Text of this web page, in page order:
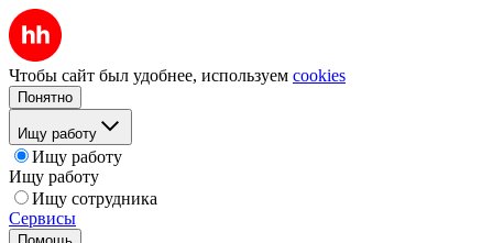
Чтобы сайт был удобнее, используем cookies
Понятно
Ищу работу
Ищу работу
Ищу работу
Ищу сотрудника
Сервисы